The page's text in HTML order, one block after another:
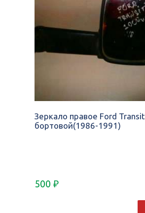
Зеркало правое Ford Transit
бортовой(1986-1991)
500 ₽